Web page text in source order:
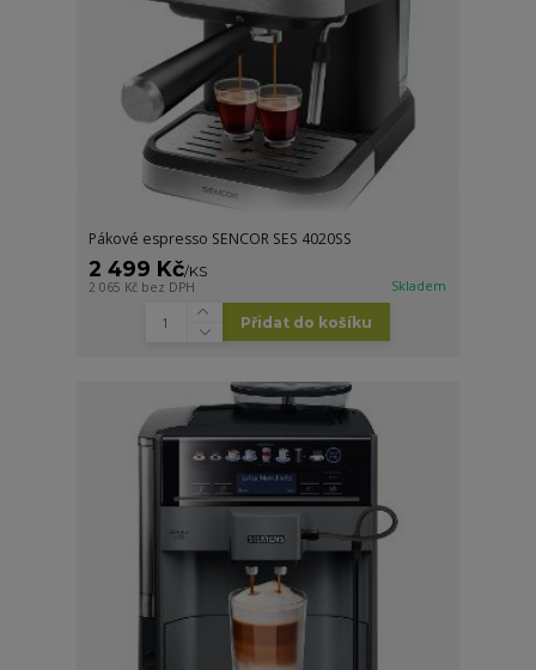
Pákové espresso SENCOR SES 4020SS
2 499 Kč/KS
2 065 Kč bez DPH Skladem
Přidat do košíku